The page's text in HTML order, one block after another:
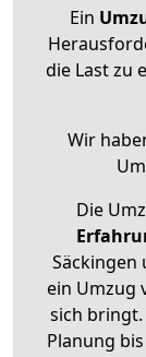
Ein
die Last zu
Wir
Die
Säckingen
ein Umzug
sich bringt.
Planung